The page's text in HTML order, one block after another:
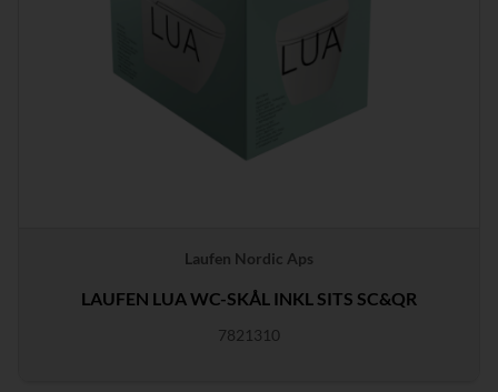
Laufen Nordic Aps
LAUFEN LUA WC-SKÅL INKL SITS SC&QR
7821310